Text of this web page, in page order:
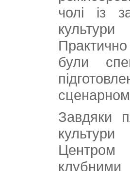
чолі із
культури
були
Завдяки
культури
Центром